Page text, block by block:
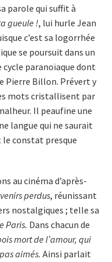
parole qui suffit à
gueule !, lui hurle Jean
c’est sa logorrhée
se poursuit dans un
paranoïaque dont
Pierre Billon. Prévert y
mots cristallisent par
Il peaufine une
langue qui ne saurait
le constat presque
au cinéma d’après-
perdus, réunissant
nostalgiques ; telle sa
Paris. Dans chacun de
mort de l’amour, qui
aimés. Ainsi parlait